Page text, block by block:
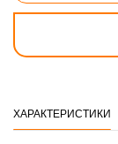
ХАРАКТЕРИСТИКИ